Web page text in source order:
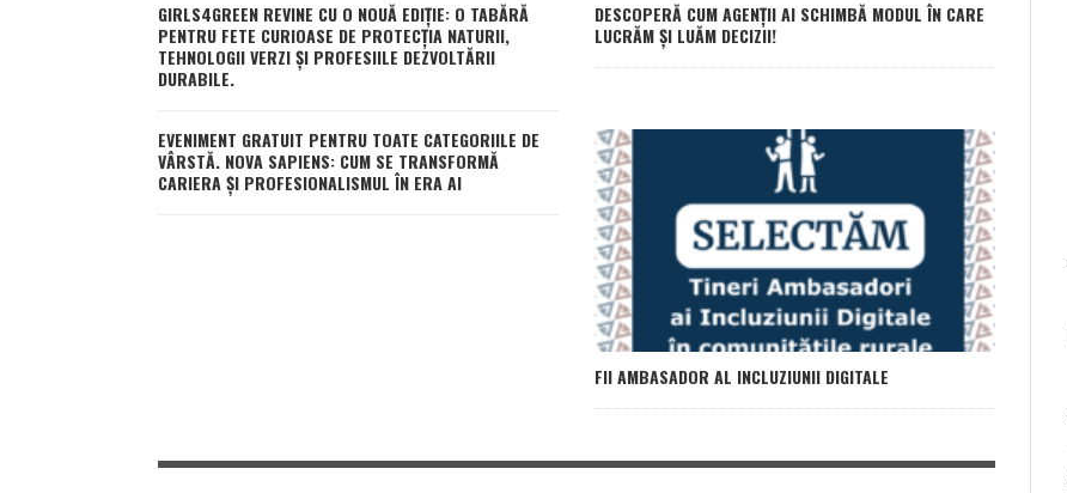
GIRLS4GREEN REVINE CU O NOUĂ EDIȚIE: O TABĂRĂ
PENTRU FETE CURIOASE DE PROTECȚIA NATURII,
TEHNOLOGII VERZI ȘI PROFESIILE DEZVOLTĂRII
DURABILE.
DESCOPERĂ CUM AGENȚII AI SCHIMBĂ MODUL ÎN CARE
LUCRĂM ȘI LUĂM DECIZII!
EVENIMENT GRATUIT PENTRU TOATE CATEGORIILE DE
VÂRSTĂ. NOVA SAPIENS: CUM SE TRANSFORMĂ
CARIERA ȘI PROFESIONALISMUL ÎN ERA AI
FII AMBASADOR AL INCLUZIUNII DIGITALE